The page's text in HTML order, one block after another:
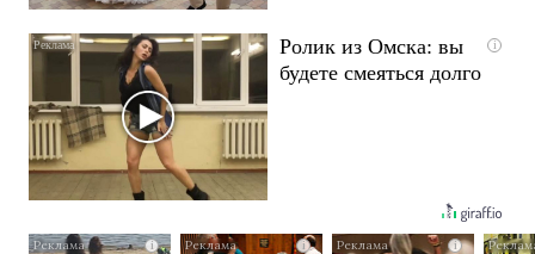
i
Ролик из Омска: вы
будете смеяться долго
i i i